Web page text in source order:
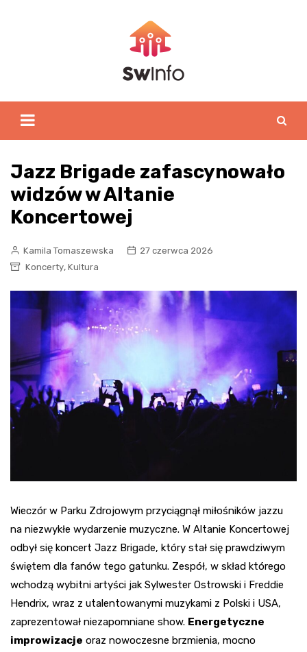
Jazz Brigade zafascynowało
widzów w Altanie
Koncertowej
Kamila Tomaszewska
27 czerwca 2026
Koncerty, Kultura
Wieczór w Parku Zdrojowym przyciągnął miłośników jazzu
na niezwykłe wydarzenie muzyczne. W Altanie Koncertowej
odbył się koncert Jazz Brigade, który stał się prawdziwym
świętem dla fanów tego gatunku. Zespół, w skład którego
wchodzą wybitni artyści jak Sylwester Ostrowski i Freddie
Hendrix, wraz z utalentowanymi muzykami z Polski i USA,
zaprezentował niezapomniane show. Energetyczne
improwizacje oraz nowoczesne brzmienia, mocno